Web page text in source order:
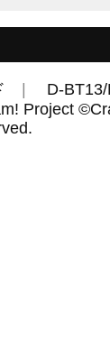
D-
Project